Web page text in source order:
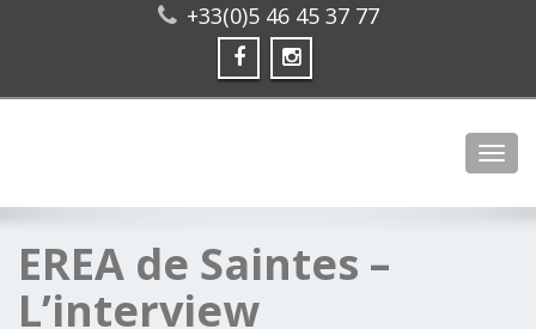
+33(0)5 46 45 37 77
EREA de Saintes –
L’interview